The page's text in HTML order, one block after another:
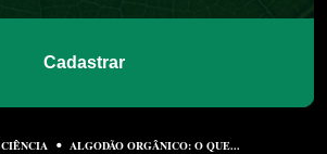
Cadastrar
ALGODÃO ORGÂNICO: O QUE...